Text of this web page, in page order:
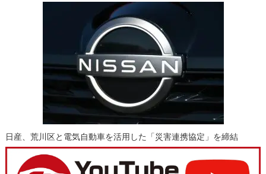
日産、荒川区と電気自動車を活用した「災害連携協定」を締結